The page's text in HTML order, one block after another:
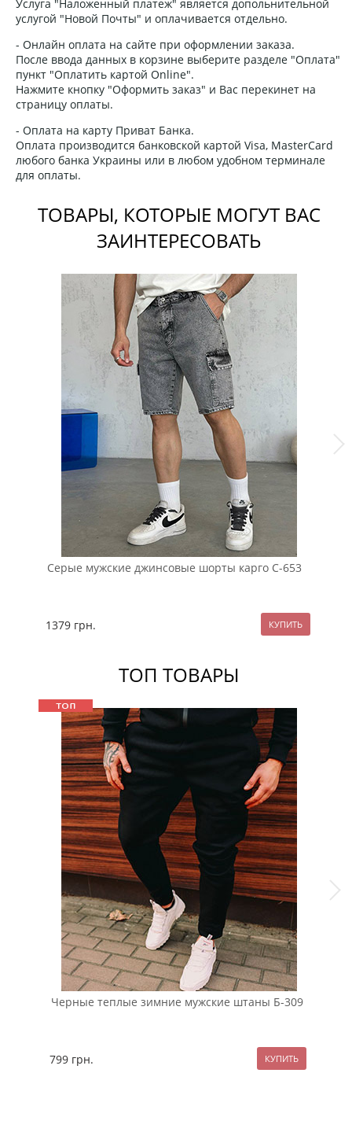
Услуга "Наложенный платеж" является допольнительной
услугой "Новой Почты" и оплачивается отдельно.
- Онлайн оплата на сайте при оформлении заказа.
После ввода данных в корзине выберите разделе "Оплата"
пункт "Оплатить картой Online".
Нажмите кнопку "Оформить заказ" и Вас перекинет на
страницу оплаты.
- Оплата на карту Приват Банка.
Оплата производится банковской картой Visa, MasterCard
любого банка Украины или в любом удобном терминале
для оплаты.
ТОВАРЫ, КОТОРЫЕ МОГУТ ВАС
ЗАИНТЕРЕСОВАТЬ
Серые мужские джинсовые шорты карго С-653
1379 грн.
ТОП ТОВАРЫ
Черные теплые зимние мужские штаны Б-309
799 грн.